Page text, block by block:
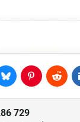
BlueskyPinterestReddit
729